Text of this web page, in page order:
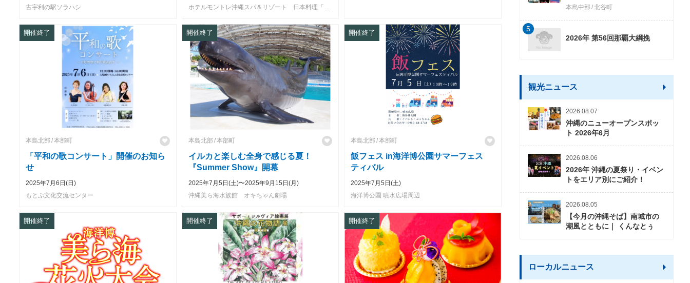
古宇利の駅ソラハシ
開催終了
本島北部 本部町
「平和の歌コンサート」開催のお知ら
せ
2025年7月6日(日)
もとぶ文化交流センター
開催終了
本島北部 本部町
イルカと楽しむ全身で感じる夏！
『Summer Show』開幕
2025年7月5日(土)〜2025年9月15日(月)
沖縄美ら海水族館 オキちゃん劇場
開催終了
本島北部 本部町
飯フェス in海洋博公園サマーフェス
ティバル
2025年7月5日(土)
海洋博公園 噴水広場周辺
開催終了 開催終了 開催終了
本島中部 北谷町
2026年 第56回那覇大綱挽
5
観光ニュース
2026.08.07
沖縄のニューオープンスポッ
ト 2026年6月
2026.08.06
2026年 沖縄の夏祭り・イベン
トをエリア別にご紹介！
2026.08.05
【今月の沖縄そば】南城市の
潮風とともに｜ くんなとぅ
ローカルニュース